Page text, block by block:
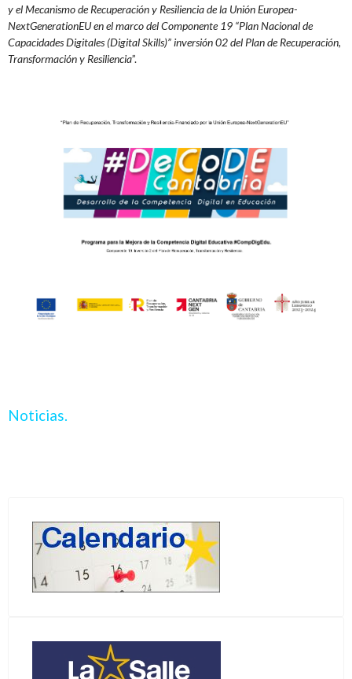
y el Mecanismo de Recuperación y Resiliencia de la Unión Europea-
NextGenerationEU en el marco del Componente 19 “Plan Nacional de
Capacidades Digitales (Digital Skills)” inversión 02 del Plan de Recuperación,
Transformación y Resiliencia”.
Noticias.